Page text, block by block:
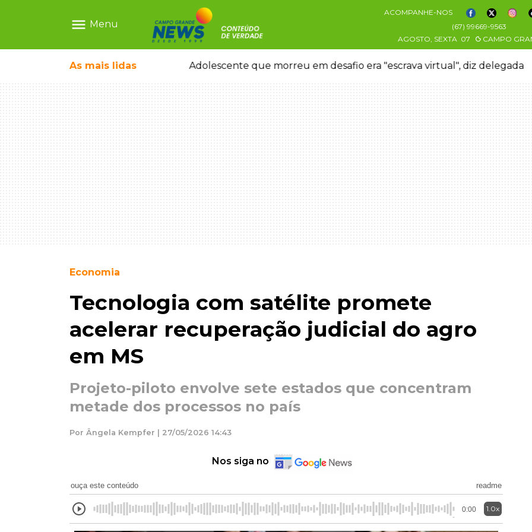
menu Menu
ACOMPANHE-NOS
(67) 99669-9563
AGOSTO, SEXTA 07 CAMPO
As mais lidas
temporal no interior Adolescente que morreu em desafio era "escrava virtual", diz delegada
Economia
Tecnologia com satélite promete
acelerar recuperação judicial do agro
em MS
Projeto-piloto envolve sete estados que concentram
metade dos processos no país
Por Ângela Kempfer | 27/05/2026 14:43
Nos siga no
ouça este conteúdo readme
0:00 1.0x